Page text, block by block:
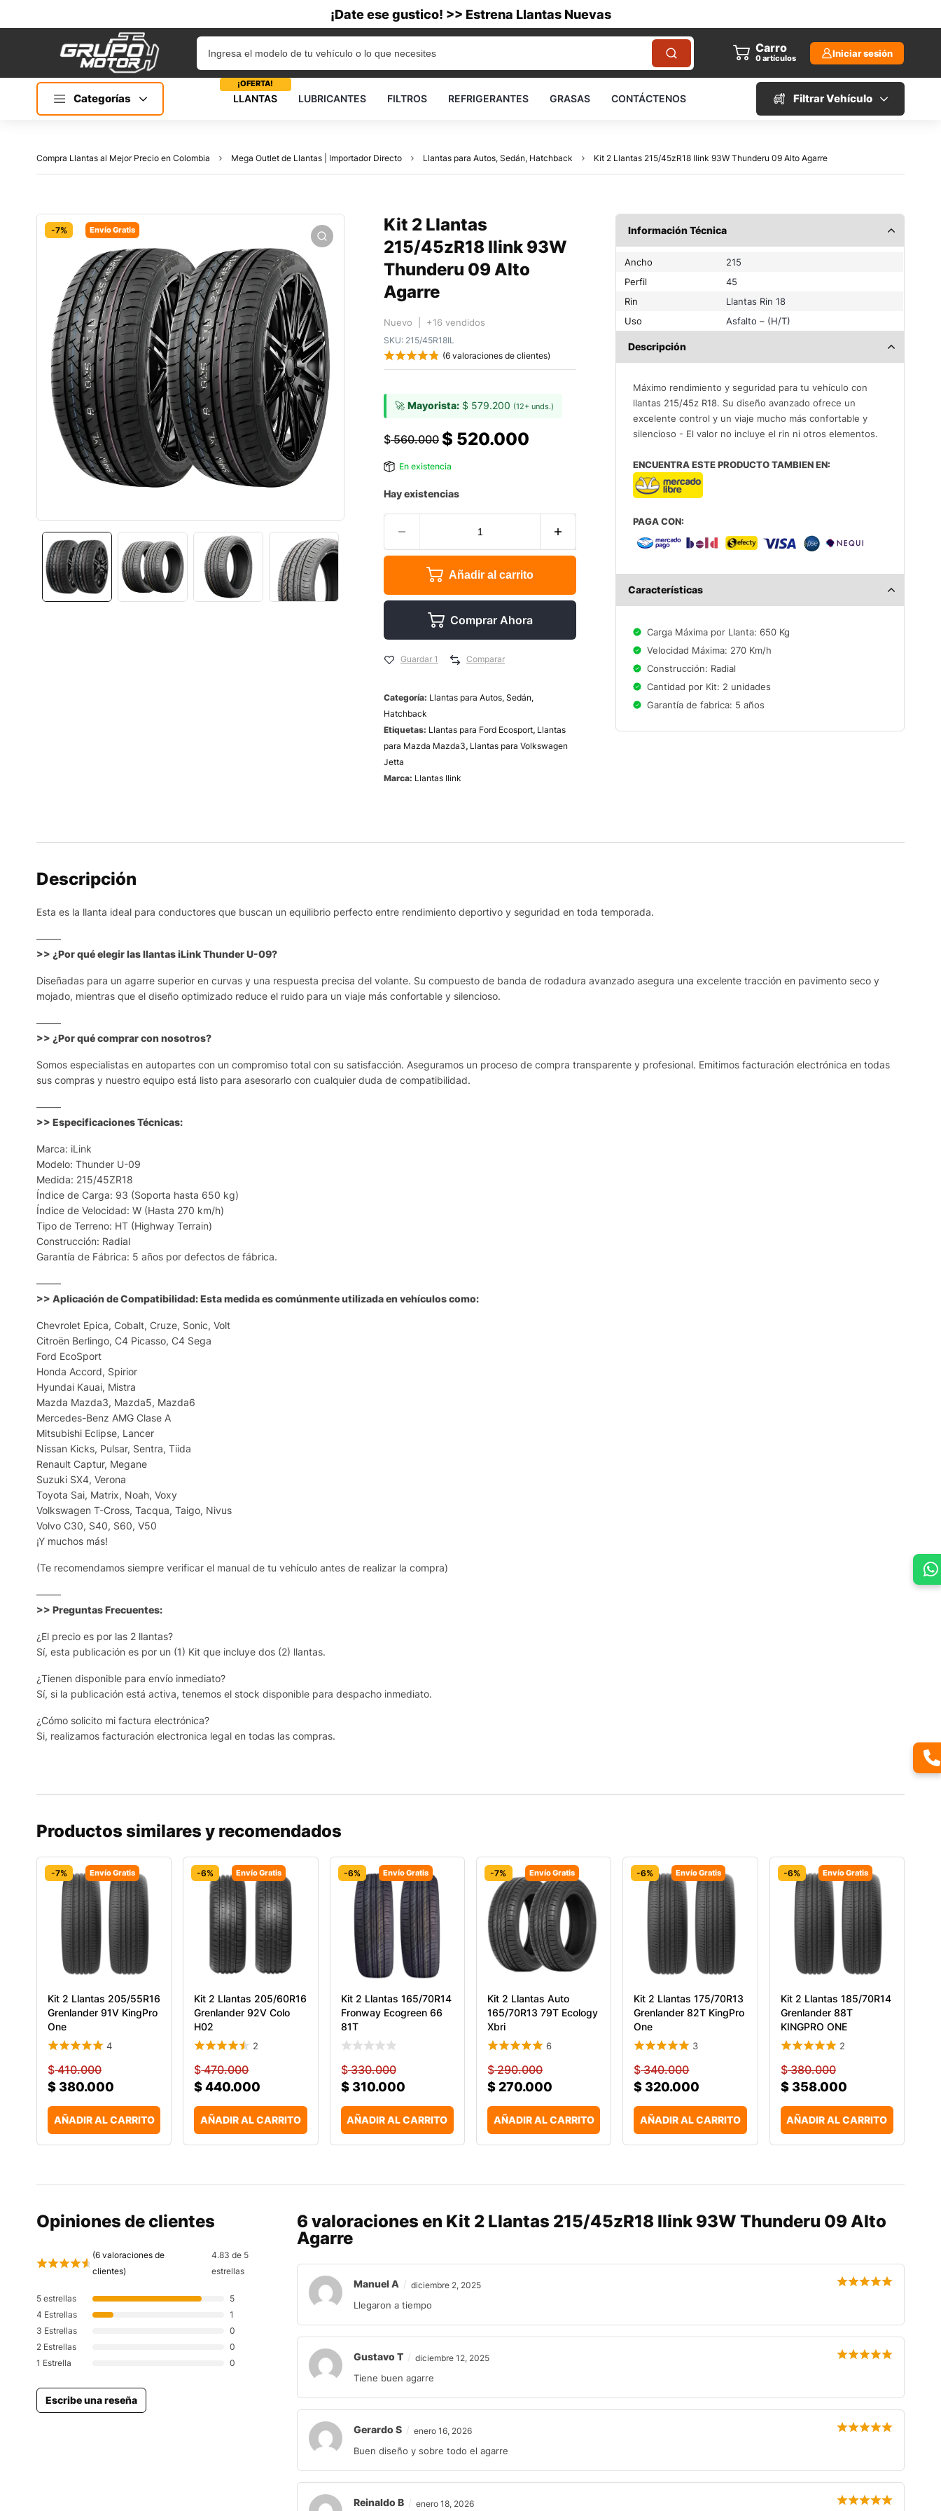
¡Date ese gustico! >> Estrena Llantas Nuevas
Carro
0artículos Iniciar sesión
Categorías LLANTAS
¡OFERTA!
LUBRICANTES FILTROS REFRIGERANTES GRASAS CONTÁCTENOS Filtrar Vehículo
Compra Llantas al Mejor Precio en Colombia Mega Outlet de Llantas | Importador Directo Llantas para Autos, Sedán, Hatchback Kit 2 Llantas 215/45zR18 Ilink 93W Thunderu 09 Alto Agarre
-7% Envío Gratis
Kit 2 Llantas
215/45zR18 Ilink 93W
Thunderu 09 Alto
Agarre
Nuevo | +16 vendidos
SKU: 215/45R18IL
(6 valoraciones de clientes)
🚀 Mayorista: $ 579.200 (12+ unds.)
$560.000 $ 520.000
En existencia
Hay existencias
Añadir al carrito
Comprar Ahora
Guardar 1 Comparar
Categoría: Llantas para Autos, Sedán,
Hatchback
Etiquetas: Llantas para Ford Ecosport, Llantas
para Mazda Mazda3, Llantas para Volkswagen
Jetta
Marca: Llantas Ilink
Información Técnica
Ancho
215
Perfil
45
Rin
Llantas Rin 18
Uso
Asfalto – (H/T)
Descripción
Máximo rendimiento y seguridad para tu vehículo con
llantas 215/45z R18. Su diseño avanzado ofrece un
excelente control y un viaje mucho más confortable y
silencioso - El valor no incluye el rin ni otros elementos.
ENCUENTRA ESTE PRODUCTO TAMBIEN EN:
PAGA CON:
Características
Carga Máxima por Llanta: 650 Kg
Velocidad Máxima: 270 Km/h
Construcción: Radial
Cantidad por Kit: 2 unidades
Garantía de fabrica: 5 años
Descripción
Esta es la llanta ideal para conductores que buscan un equilibrio perfecto entre rendimiento deportivo y seguridad en toda temporada.
——–
>> ¿Por qué elegir las llantas iLink Thunder U-09?
Diseñadas para un agarre superior en curvas y una respuesta precisa del volante. Su compuesto de banda de rodadura avanzado asegura una excelente tracción en pavimento seco y
mojado, mientras que el diseño optimizado reduce el ruido para un viaje más confortable y silencioso.
——–
>> ¿Por qué comprar con nosotros?
Somos especialistas en autopartes con un compromiso total con su satisfacción. Aseguramos un proceso de compra transparente y profesional. Emitimos facturación electrónica en todas
sus compras y nuestro equipo está listo para asesorarlo con cualquier duda de compatibilidad.
——–
>> Especificaciones Técnicas:
Marca: iLink
Modelo: Thunder U-09
Medida: 215/45ZR18
Índice de Carga: 93 (Soporta hasta 650 kg)
Índice de Velocidad: W (Hasta 270 km/h)
Tipo de Terreno: HT (Highway Terrain)
Construcción: Radial
Garantía de Fábrica: 5 años por defectos de fábrica.
——–
>> Aplicación de Compatibilidad: Esta medida es comúnmente utilizada en vehículos como:
Chevrolet Epica, Cobalt, Cruze, Sonic, Volt
Citroën Berlingo, C4 Picasso, C4 Sega
Ford EcoSport
Honda Accord, Spirior
Hyundai Kauai, Mistra
Mazda Mazda3, Mazda5, Mazda6
Mercedes-Benz AMG Clase A
Mitsubishi Eclipse, Lancer
Nissan Kicks, Pulsar, Sentra, Tiida
Renault Captur, Megane
Suzuki SX4, Verona
Toyota Sai, Matrix, Noah, Voxy
Volkswagen T-Cross, Tacqua, Taigo, Nivus
Volvo C30, S40, S60, V50
¡Y muchos más!
(Te recomendamos siempre verificar el manual de tu vehículo antes de realizar la compra)
——–
>> Preguntas Frecuentes:
¿El precio es por las 2 llantas?
Sí, esta publicación es por un (1) Kit que incluye dos (2) llantas.
¿Tienen disponible para envío inmediato?
Sí, si la publicación está activa, tenemos el stock disponible para despacho inmediato.
¿Cómo solicito mi factura electrónica?
Si, realizamos facturación electronica legal en todas las compras.
Productos similares y recomendados
-7% Envío Gratis
Kit 2 Llantas 205/55R16
Grenlander 91V KingPro
One
4
$410.000
$380.000
AÑADIR AL CARRITO
-6% Envío Gratis
Kit 2 Llantas 205/60R16
Grenlander 92V Colo
H02
2
$470.000
$440.000
AÑADIR AL CARRITO
-6% Envío Gratis
Kit 2 Llantas 165/70R14
Fronway Ecogreen 66
81T
$330.000
$310.000
AÑADIR AL CARRITO
-7% Envío Gratis
Kit 2 Llantas Auto
165/70R13 79T Ecology
Xbri
6
$290.000
$270.000
AÑADIR AL CARRITO
-6% Envío Gratis
Kit 2 Llantas 175/70R13
Grenlander 82T KingPro
One
3
$340.000
$320.000
AÑADIR AL CARRITO
-6% Envío Gratis
Kit 2 Llantas 185/70R14
Grenlander 88T
KINGPRO ONE
2
$380.000
$358.000
AÑADIR AL CARRITO
Opiniones de clientes
(6valoraciones de
clientes)
4.83 de 5
estrellas
5 estrellas
5
4 Estrellas
1
3 Estrellas
0
2 Estrellas
0
1 Estrella
0
Escribe una reseña
6 valoraciones en Kit 2 Llantas 215/45zR18 Ilink 93W Thunderu 09 Alto
Agarre
Manuel A diciembre 2, 2025
Llegaron a tiempo
Gustavo T diciembre 12, 2025
Tiene buen agarre
Gerardo S enero 16, 2026
Buen diseño y sobre todo el agarre
Reinaldo B enero 18, 2026